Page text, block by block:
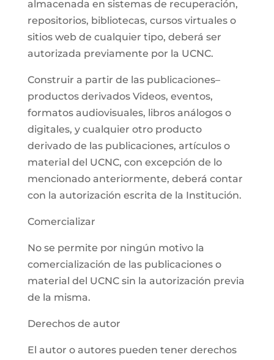
almacenada en sistemas de recuperación,
repositorios, bibliotecas, cursos virtuales o
sitios web de cualquier tipo, deberá ser
autorizada previamente por la UCNC.
Construir a partir de las publicaciones–
productos derivados Videos, eventos,
formatos audiovisuales, libros análogos o
digitales, y cualquier otro producto
derivado de las publicaciones, artículos o
material del UCNC, con excepción de lo
mencionado anteriormente, deberá contar
con la autorización escrita de la Institución.
Comercializar
No se permite por ningún motivo la
comercialización de las publicaciones o
material del UCNC sin la autorización previa
de la misma.
Derechos de autor
El autor o autores pueden tener derechos